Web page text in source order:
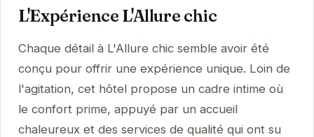
L'Expérience L'Allure chic
Chaque détail à L'Allure chic semble avoir été
conçu pour offrir une expérience unique. Loin de
l'agitation, cet hôtel propose un cadre intime où
le confort prime, appuyé par un accueil
chaleureux et des services de qualité qui ont su